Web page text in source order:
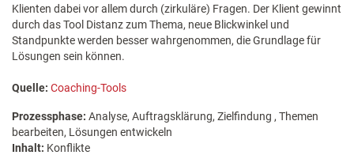
Klienten dabei vor allem durch (zirkuläre) Fragen. Der Klient gewinnt
durch das Tool Distanz zum Thema, neue Blickwinkel und
Standpunkte werden besser wahrgenommen, die Grundlage für
Lösungen sein können.
Quelle: Coaching-Tools
Prozessphase: Analyse, Auftragsklärung, Zielfindung , Themen
bearbeiten, Lösungen entwickeln
Inhalt: Konflikte